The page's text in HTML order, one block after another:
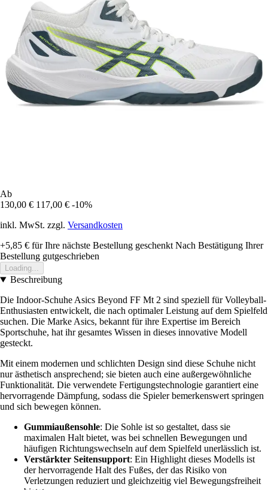
Ab
130,00 € 117,00 € -10%
inkl. MwSt. zzgl. Versandkosten
+5,85 € für Ihre nächste Bestellung geschenkt Nach Bestätigung Ihrer
Bestellung gutgeschrieben
Loading...
Beschreibung
Die Indoor-Schuhe Asics Beyond FF Mt 2 sind speziell für Volleyball-
Enthusiasten entwickelt, die nach optimaler Leistung auf dem Spielfeld
suchen. Die Marke Asics, bekannt für ihre Expertise im Bereich
Sportschuhe, hat ihr gesamtes Wissen in dieses innovative Modell
gesteckt.
Mit einem modernen und schlichten Design sind diese Schuhe nicht
nur ästhetisch ansprechend; sie bieten auch eine außergewöhnliche
Funktionalität. Die verwendete Fertigungstechnologie garantiert eine
hervorragende Dämpfung, sodass die Spieler bemerkenswert springen
und sich bewegen können.
Gummiaußensohle: Die Sohle ist so gestaltet, dass sie
maximalen Halt bietet, was bei schnellen Bewegungen und
häufigen Richtungswechseln auf dem Spielfeld unerlässlich ist.
Verstärkter Seitensupport: Ein Highlight dieses Modells ist
der hervorragende Halt des Fußes, der das Risiko von
Verletzungen reduziert und gleichzeitig viel Bewegungsfreiheit